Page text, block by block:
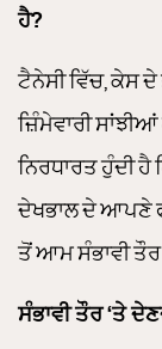
ਹੈ?
ਟੈਨੇਸੀ ਵਿੱਚ, ਕੇਸ
ਜ਼ਿੰਮੇਵਾਰੀ
ਨਿਰਧਾਰਤ ਹੁੰਦੀ ਹੈ
ਦੇਖਭਾਲ ਦੇ ਆਪਣੇ
ਤੋਂ ਆਮ ਸੰਭਾਵੀ ਤੌਰ
ਸੰਭਾਵੀ ਤੌਰ ‘ਤੇ